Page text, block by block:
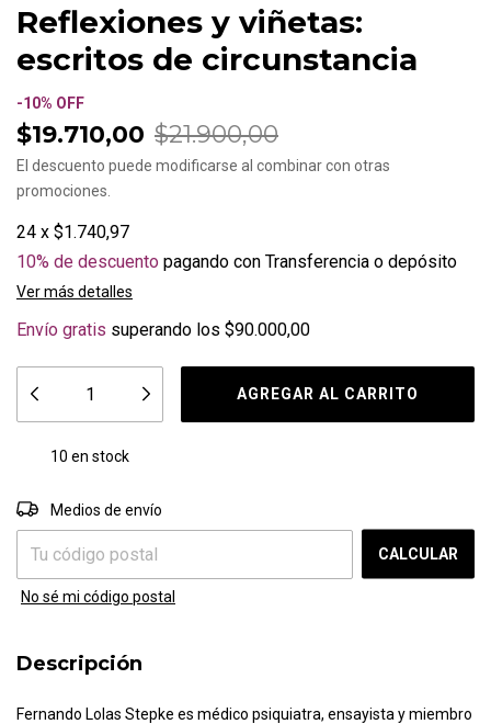
Reflexiones y viñetas:
escritos de circunstancia
-10% OFF
$19.710,00 $21.900,00
El descuento puede modificarse al combinar con otras
promociones.
24 x $1.740,97
10% de descuento pagando con Transferencia o depósito
Ver más detalles
Envío gratis superando los $90.000,00
10 en stock
Entregas para el CP:
Medios de envío
CALCULAR
No sé mi código postal
Descripción
Fernando Lolas Stepke es médico psiquiatra, ensayista y miembro